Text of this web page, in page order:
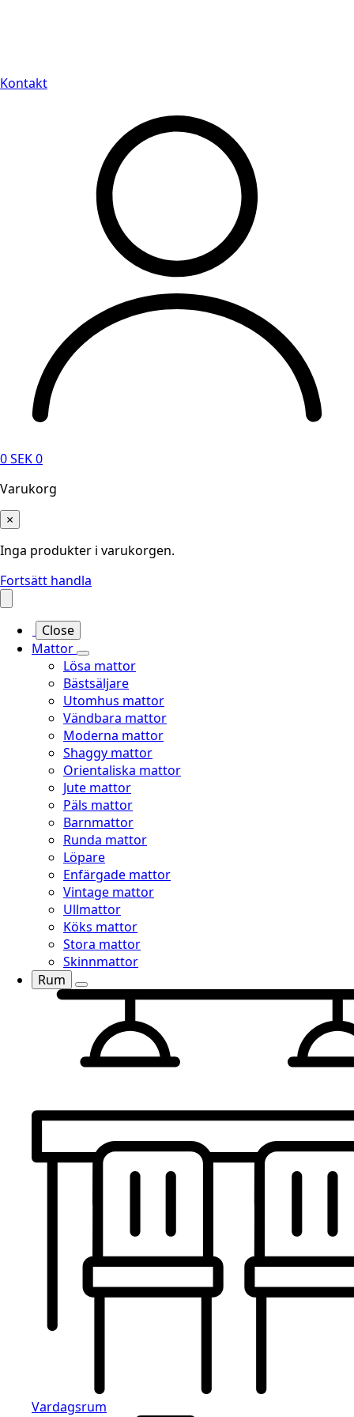
Kontakt
0SEK0
Varukorg
×
Inga produkter i varukorgen.
Fortsätt handla
Close
Mattor
Lösa mattor
Bästsäljare
Utomhus mattor
Vändbara mattor
Moderna mattor
Shaggy mattor
Orientaliska mattor
Jute mattor
Päls mattor
Barnmattor
Runda mattor
Löpare
Enfärgade mattor
Vintage mattor
Ullmattor
Köks mattor
Stora mattor
Skinnmattor
Rum
Vardagsrum